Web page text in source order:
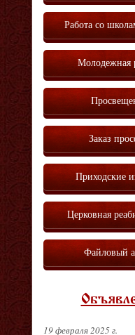
Работа со
Молодежная
Заказ
Приходские
Церковная
Файловый
19 февраля 2025 г.